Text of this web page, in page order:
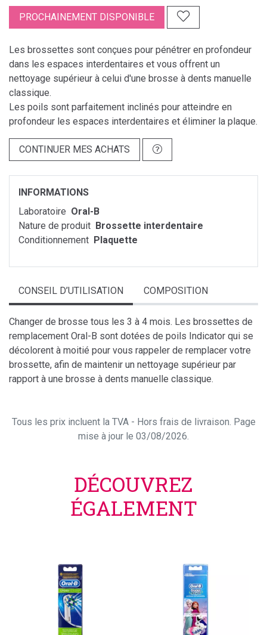
PROCHAINEMENT DISPONIBLE
Les brossettes sont conçues pour pénétrer en profondeur
dans les espaces interdentaires et vous offrent un
nettoyage supérieur à celui d'une brosse à dents manuelle
classique.
Les poils sont parfaitement inclinés pour atteindre en
profondeur les espaces interdentaires et éliminer la plaque.
CONTINUER MES ACHATS
INFORMATIONS
Laboratoire Oral-B
Nature de produit Brossette interdentaire
Conditionnement Plaquette
CONSEIL D’UTILISATION COMPOSITION
Changer de brosse tous les 3 à 4 mois. Les brossettes de
remplacement Oral-B sont dotées de poils Indicator qui se
décolorent à moitié pour vous rappeler de remplacer votre
brossette, afin de maintenir un nettoyage supérieur par
rapport à une brosse à dents manuelle classique.
Tous les prix incluent la TVA - Hors frais de livraison. Page
mise à jour le 03/08/2026.
DÉCOUVREZ
ÉGALEMENT